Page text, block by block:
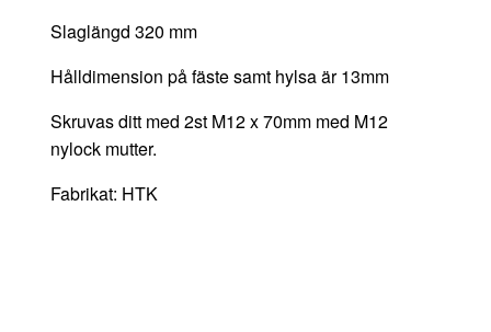
Slaglängd 320 mm
Hålldimension på fäste samt hylsa är 13mm
Skruvas ditt med 2st M12 x 70mm med M12
nylock mutter.
Fabrikat: HTK